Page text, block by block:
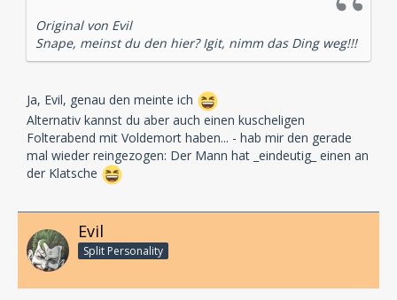
Original von Evil
Snape, meinst du den hier? Igit, nimm das Ding weg!!!
Ja, Evil, genau den meinte ich
Alternativ kannst du aber auch einen kuscheligen
Folterabend mit Voldemort haben... - hab mir den gerade
mal wieder reingezogen: Der Mann hat _eindeutig_ einen an
der Klatsche
Evil
Split Personality